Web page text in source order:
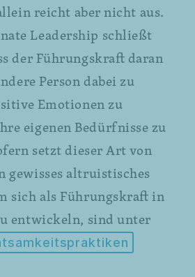
reicht aber nicht aus.
Leadership schließt
der Führungskraft daran
Person dabei zu
Emotionen zu
eigenen Bedürfnisse zu
setzt dieser Art von
gewisses altruistisches
sich als Führungskraft in
entwickeln, sind unter